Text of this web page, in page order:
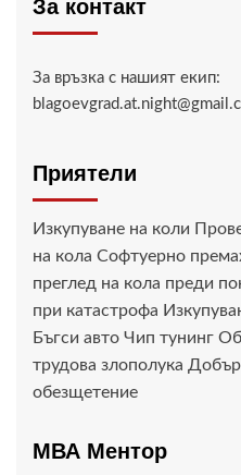
За контакт
За връзка с нашият екип:
Приятели
Изкупуване на коли
на кола Софтуерно
преглед на кола преди
при катастрофа
Бъгси авто Чип тунинг
трудова злополука Добър
обезщетение
МВА Ментор